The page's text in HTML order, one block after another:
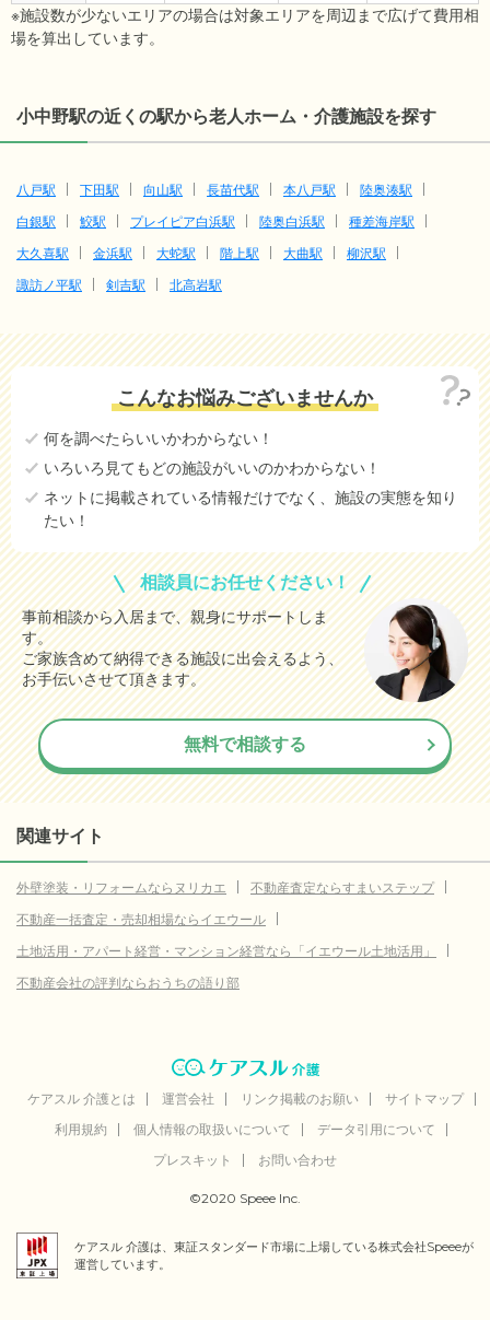
※施設数が少ないエリアの場合は対象エリアを周辺まで広げて費用相
場を算出しています。
小中野駅の近くの駅から老人ホーム・介護施設を探す
八戸駅 下田駅 向山駅 長苗代駅 本八戸駅
陸奥湊駅
白銀駅
鮫駅 プレイピア白浜駅 陸奥白浜駅
種差海岸駅
大久喜駅
金浜駅 大蛇駅 階上駅 大曲駅
柳沢駅
諏訪ノ平駅
剣吉駅 北高岩駅
こんなお悩みございませんか
何を調べたらいいかわからない！
いろいろ見てもどの施設がいいのかわからない！
ネットに掲載されている情報だけでなく、施設の実態を知り
たい！
相談員にお任せください！
事前相談から入居まで、親身にサポートしま
す。
ご家族含めて納得できる施設に出会えるよう、
お手伝いさせて頂きます。
無料で相談する
関連サイト
外壁塗装・リフォームならヌリカエ
不動産査定ならすまいステップ
不動産一括査定・売却相場ならイエウール
土地活用・アパート経営・マンション経営なら「イエウール土地活用」
不動産会社の評判ならおうちの語り部
ケアスル 介護とは 運営会社 リンク掲載のお願い
サイトマップ
利用規約
個人情報の取扱いについて
データ引用について
プレスキット
お問い合わせ
©2020 Speee Inc.
ケアスル 介護は、東証スタンダード市場に上場している株式会社Speeeが
運営しています。